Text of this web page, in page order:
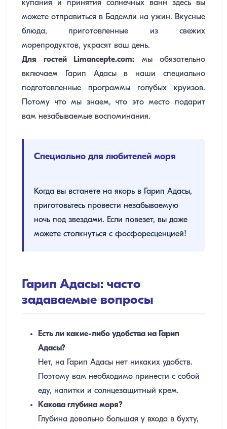
купания и принятия солнечных ванн здесь вы
можете отправиться в Бадемли на ужин. Вкусные
блюда, приготовленные из свежих
морепродуктов, украсят ваш день.
Для гостей Limancepte.com: мы обязательно
включаем Гарип Адасы в наши специально
подготовленные программы голубых круизов.
Потому что мы знаем, что это место подарит
вам незабываемые воспоминания.
Специально для любителей моря
Когда вы встанете на якорь в Гарип Адасы,
приготовьтесь провести незабываемую
ночь под звездами. Если повезет, вы даже
можете столкнуться с фосфоресценцией!
Гарип Адасы: часто
задаваемые вопросы
Есть ли какие-либо удобства на Гарип
Адасы?
Нет, на Гарип Адасы нет никаких удобств.
Поэтому вам необходимо принести с собой
еду, напитки и солнцезащитный крем.
Какова глубина моря?
Глубина довольно большая у входа в бухту,